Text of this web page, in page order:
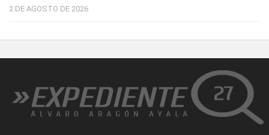
2 DE AGOSTO DE 2026